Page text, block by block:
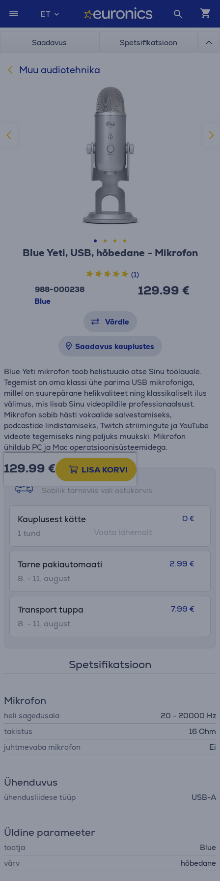
ET
Saadavus Spetsifikatsioon
Muu audiotehnika
Blue Yeti, USB, hõbedane - Mikrofon
988-000238
Blue
129.99 €
(1)
Võrdle
Saadavus kauplustes
Blue Yeti mikrofon toob helistuudio otse Sinu töölauale.
Tegemist on oma klassi ühe parima USB mikrofoniga,
millel on suurepärane helikvaliteet ning klassikaliselt ilus
välimus, mis lisab Sinu videopildile professionaalsust.
Mikrofon sobib hästi vokaalide salvestamiseks,
podcastide lindistamiseks, Twitch striimingute ja YouTube
videote tegemiseks ning paljuks muukski. Mikrofon
ühildub PC ja Mac operatsioonisüsteemidega.
129.99 € LISA KORVI
Tarne võimalused
Sobilik tarneviis vali ostukorvis
Kauplusest kätte
1 tund
0 €
Vaata lähemalt
Tarne pakiautomaati
8. - 11. august
2.99 €
Transport tuppa
8. - 11. august
7.99 €
Spetsifikatsioon
Mikrofon
heli sagedusala
20 - 20000 Hz
takistus
16 Ohm
juhtmevaba mikrofon
Ei
Ühenduvus
ühendusliidese tüüp USB-A
Üldine parameeter
tootja
Blue
värv
hõbedane